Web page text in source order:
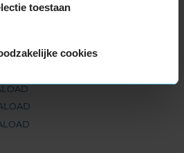
toestaan
cookies